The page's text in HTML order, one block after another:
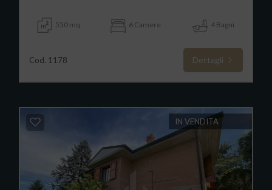
550 mq 6 Camere 4 Bagni
Cod. 1178 Dettagli
IN VENDITA